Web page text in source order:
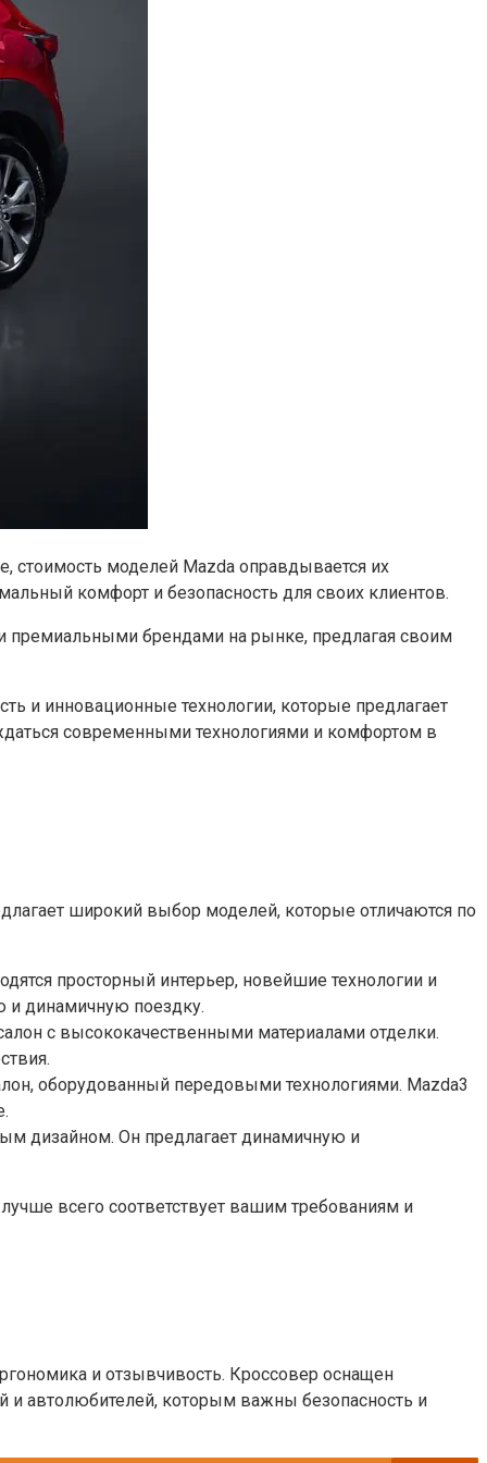
стоимость моделей Mazda оправдывается их
комфорт и безопасность для своих клиентов.
премиальными брендами на рынке, предлагая своим
и инновационные технологии, которые предлагает
современными технологиями и комфортом в
широкий выбор моделей, которые отличаются по
просторный интерьер, новейшие технологии и
и динамичную поездку.
с высококачественными материалами отделки.
оборудованный передовыми технологиями. Mazda3
дизайном. Он предлагает динамичную и
всего соответствует вашим требованиям и
и отзывчивость. Кроссовер оснащен
и автолюбителей, которым важны безопасность и